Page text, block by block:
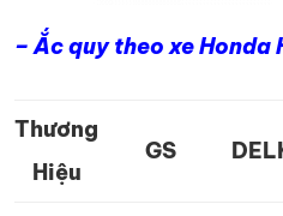
– Ắc quy theo xe Honda
Thương
Hiệu
GS